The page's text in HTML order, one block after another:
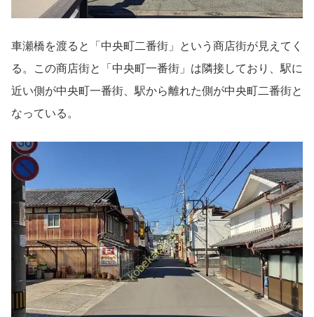
車瀬橋を渡ると「中央町二番街」という商店街が見えてく
る。この商店街と「中央町一番街」は隣接しており、駅に
近い側が中央町一番街、駅から離れた側が中央町二番街と
なっている。